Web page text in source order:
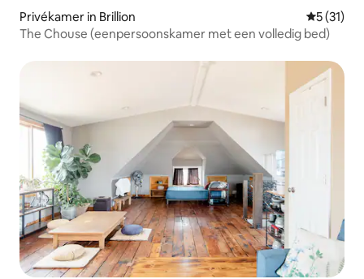
Privékamer in Brillion
5 (31)
The Chouse (eenpersoonskamer met een volledig bed)